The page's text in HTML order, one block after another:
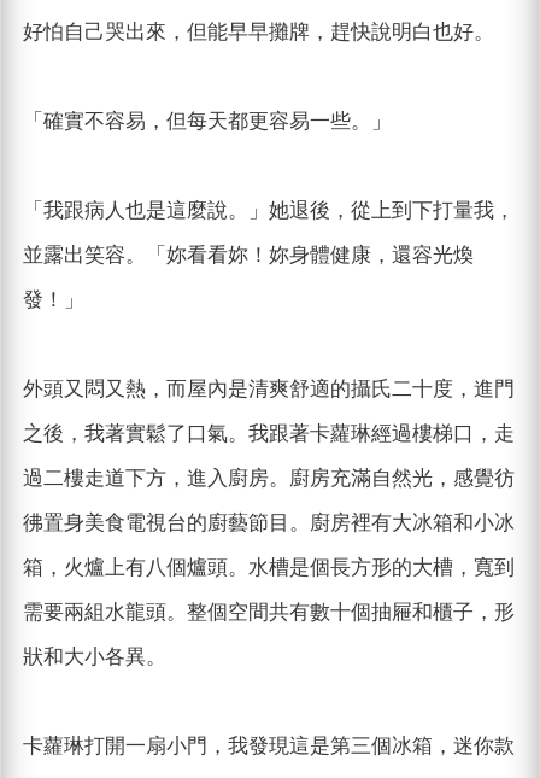
好怕自己哭出來，但能早早攤牌，趕快說明白也好。
「確實不容易，但每天都更容易一些。」
「我跟病人也是這麼說。」她退後，從上到下打量我，
並露出笑容。「妳看看妳！妳身體健康，還容光煥
發！」
外頭又悶又熱，而屋內是清爽舒適的攝氏二十度，進門
之後，我著實鬆了口氣。我跟著卡蘿琳經過樓梯口，走
過二樓走道下方，進入廚房。廚房充滿自然光，感覺彷
彿置身美食電視台的廚藝節目。廚房裡有大冰箱和小冰
箱，火爐上有八個爐頭。水槽是個長方形的大槽，寬到
需要兩組水龍頭。整個空間共有數十個抽屜和櫃子，形
狀和大小各異。
卡蘿琳打開一扇小門，我發現這是第三個冰箱，迷你款